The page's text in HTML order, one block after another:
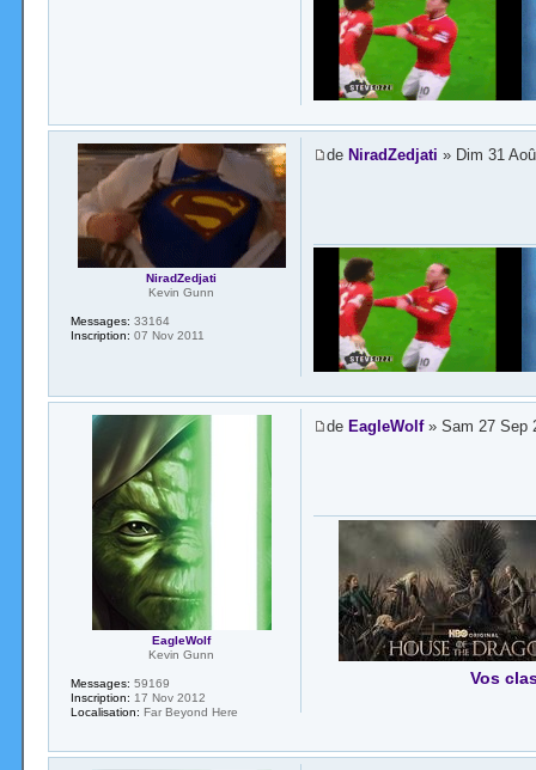
de NiradZedjati » Dim 31
NiradZedjati
Kevin Gunn
Messages: 33164
Inscription: 07 Nov 2011
de EagleWolf» Sam 27 Sep
Vos
EagleWolf
Kevin Gunn
Messages: 59169
Inscription: 17 Nov 2012
Localisation: Far Beyond Here